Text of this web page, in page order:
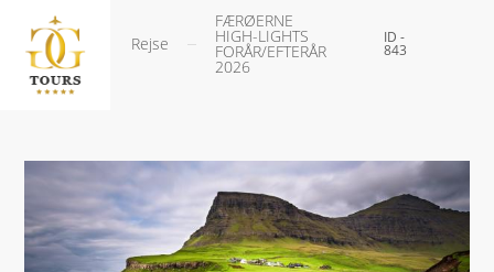
Rejse
FÆRØERNE
HIGH-LIGHTS
FORÅR/EFTERÅR
2026
ID -
843